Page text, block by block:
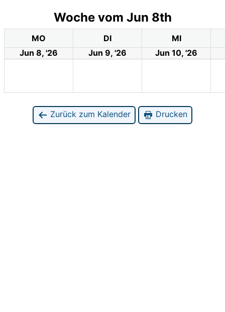
Woche vom Jun 8th
MO DI
MI
Jun 8, '26
Jun 9, '26 Jun 10, '26
Zurück zum Kalender Drucken